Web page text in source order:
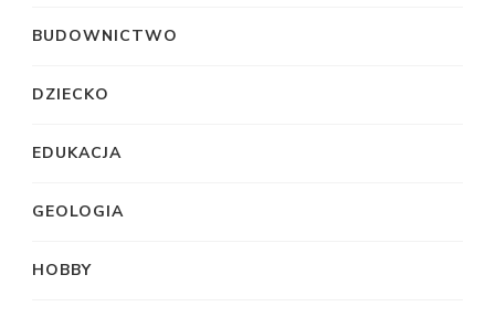
BUDOWNICTWO
DZIECKO
EDUKACJA
GEOLOGIA
HOBBY